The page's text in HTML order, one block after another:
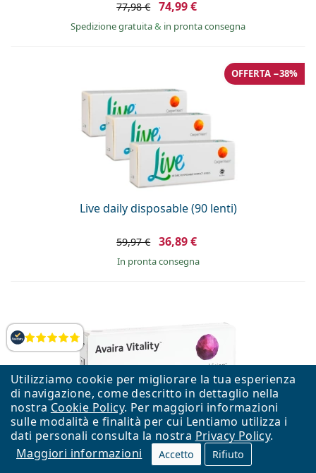
Utilizziamo cookie per migliorare la tua esperienza
di navigazione, come descritto in dettaglio nella
nostra Cookie Policy. Per maggiori informazioni
sulle modalità e finalità per cui Lentiamo utilizza i
dati personali consulta la nostra Privacy Policy.
Maggiori informazioni
Accetto Rifiuto
Valutazione
77,98 € 74,99 €
Spedizione gratuita& in pronta consegna
Live daily disposable (90 lenti)
OFFERTA −38%
59,97 € 36,89 €
in pronta consegna
Avaira Vitality CooperVision (3 lenti)